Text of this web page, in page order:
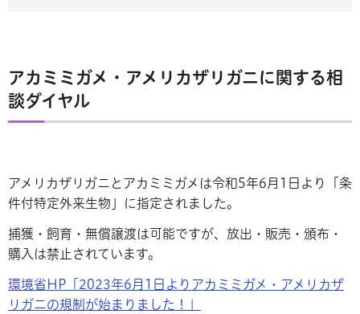
アカミミガメ・アメリカザリガニに関する相
談ダイヤル
アメリカザリガニとアカミミガメは令和5年6月1日より「条
件付特定外来生物」に指定されました。
捕獲・飼育・無償譲渡は可能ですが、放出・販売・頒布・
購入は禁止されています。
環境省HP「2023年6月1日よりアカミミガメ・アメリカザ
リガニの規制が始まりました！」